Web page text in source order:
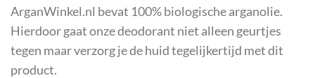
ArganWinkel.nl bevat 100% biologische arganolie.
Hierdoor gaat onze deodorant niet alleen geurtjes
tegen maar verzorg je de huid tegelijkertijd met dit
product.